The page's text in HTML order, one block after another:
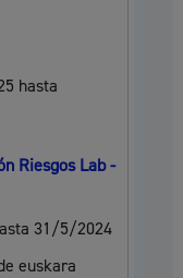
hasta
Riesgos Lab -
31/5/2024
euskara